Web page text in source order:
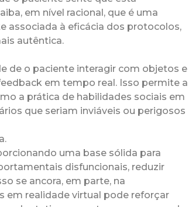
em nível racional, que é uma
associada à eficácia dos protocolos,
autêntica.
de o paciente interagir com objetos e
em tempo real. Isso permite a
a prática de habilidades sociais em
que seriam inviáveis ou perigosos
uma base sólida para
disfuncionais, reduzir
se ancora, em parte, na
em realidade virtual pode reforçar